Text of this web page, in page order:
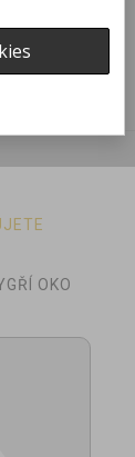
OKO